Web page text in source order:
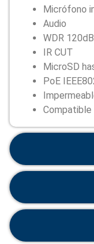
Micrófono
Audio
WDR 120dB
IR CUT
MicroSD
PoE
Compatible